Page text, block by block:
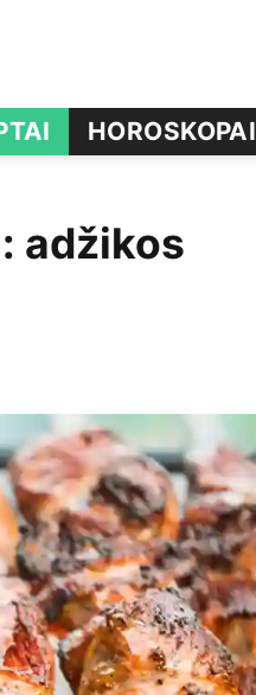
HOROSKOPAI
adžikos